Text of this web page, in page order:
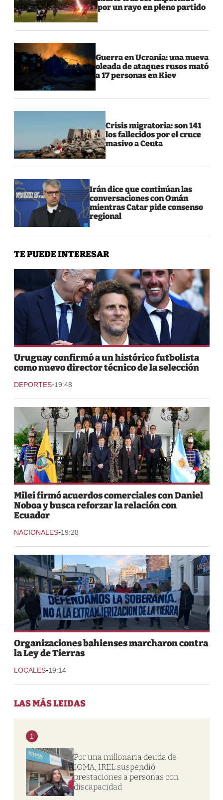
por un rayo en pleno partido
Guerra en Ucrania: una nueva
oleada de ataques rusos mató
a 17 personas en Kiev
Crisis migratoria: son 141
los fallecidos por el cruce
masivo a Ceuta
Irán dice que continúan las
conversaciones con Omán
mientras Catar pide consenso
regional
TE PUEDE INTERESAR
Uruguay confirmó a un histórico futbolista
como nuevo director técnico de la selección
DEPORTES-19:48
Milei firmó acuerdos comerciales con Daniel
Noboa y busca reforzar la relación con
Ecuador
NACIONALES-19:28
Organizaciones bahienses marcharon contra
la Ley de Tierras
LOCALES-19:14
LAS MÁS LEIDAS
1
Por una millonaria deuda de
IOMA, IREL suspendió
prestaciones a personas con
discapacidad